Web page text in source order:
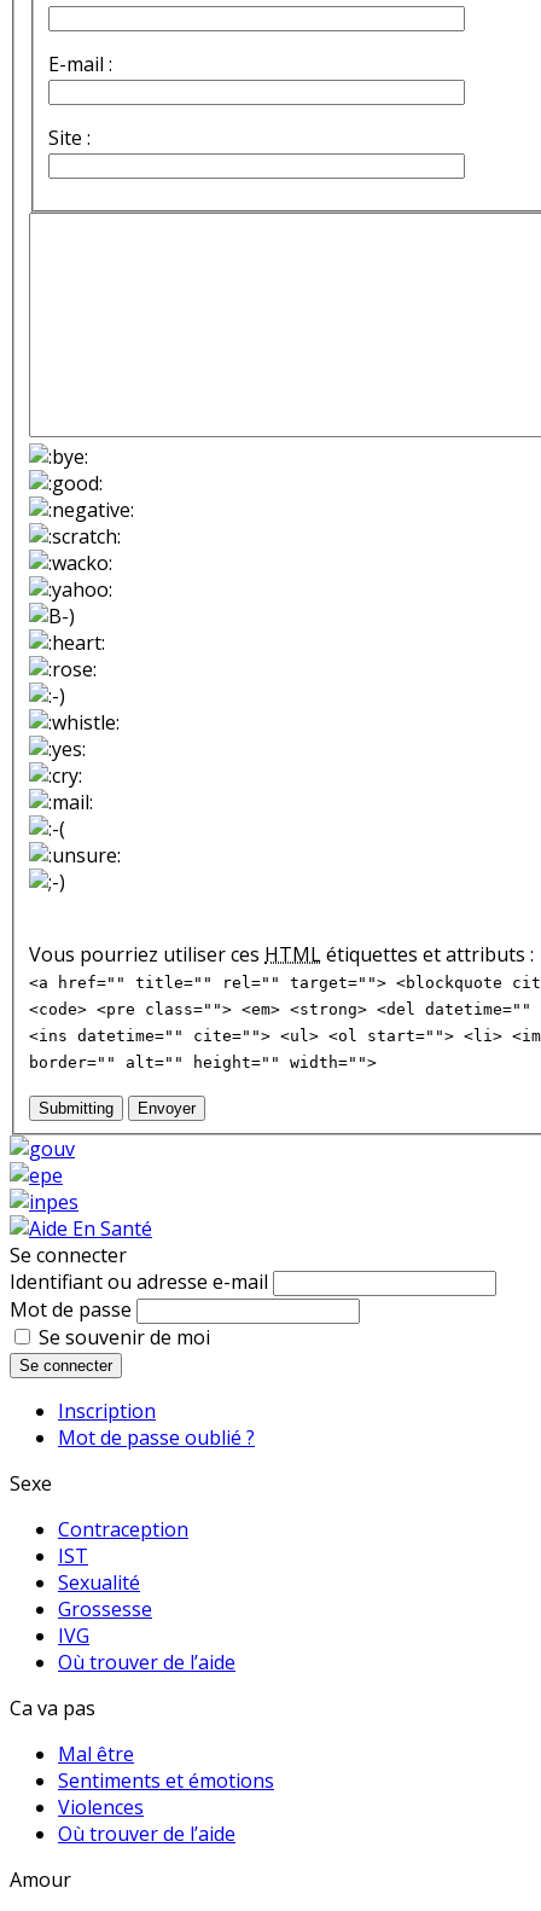
E-mail :
Site :
Vous pourriez utiliser ces HTMLétiquettes et attributs :
<a href="" title="" rel="" target=""> <blockquote
<code> <pre class=""> <em> <strong> <del
<ins datetime="" cite=""> <ul> <ol start=""> <li>
border="" alt="" height="" width="">
Submitting Envoyer
Se connecter
Identifiant ou adresse e-mail
Mot de passe
Se souvenir de moi
Se connecter
Inscription
Mot de passe oublié ?
Sexe
Contraception
IST
Sexualité
Grossesse
IVG
Où trouver de l’aide
Ca va pas
Mal être
Sentiments et émotions
Violences
Où trouver de l’aide
Amour